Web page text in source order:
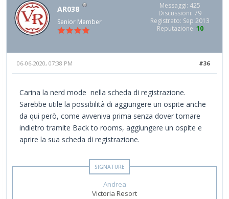
AR038
Senior Member
Messaggi: 425
Discussioni: 79
Registrato: Sep 2013
Reputazione: 10
#36
06-06-2020, 07:38 PM
Carina la nerd mode nella scheda di registrazione.
Sarebbe utile la possibilità di aggiungere un ospite anche
da qui però, come avveniva prima senza dover tornare
indietro tramite Back to rooms, aggiungere un ospite e
aprire la sua scheda di registrazione.
Andrea
Victoria Resort